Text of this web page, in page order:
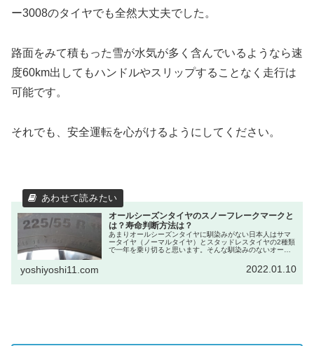
ー3008のタイヤでも全然大丈夫でした。
路面をみて積もった雪が水気が多く含んでいるようなら速
度60km出してもハンドルやスリップすることなく走行は
可能です。
それでも、安全運転を心がけるようにしてください。
オールシーズンタイヤのスノーフレークマークと
は？寿命判断方法は？
あまりオールシーズンタイヤに馴染みがない日本人はサマ
ータイヤ（ノーマルタイヤ）とスタッドレスタイヤの2種類
で一年を乗り切ると思います。そんな馴染みのないオール
yoshiyoshi11.com 2022.01.10